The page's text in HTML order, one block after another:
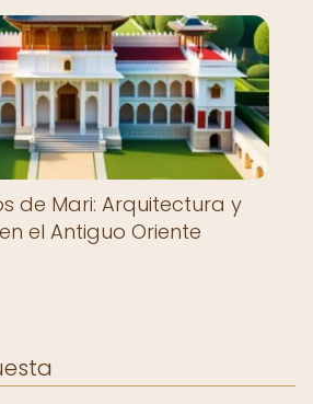
de Mari: Arquitectura y
el Antiguo Oriente